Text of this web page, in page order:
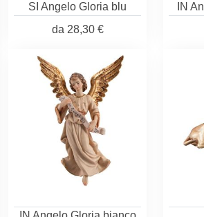
SI Angelo Gloria blu
da 28,30 €
IN